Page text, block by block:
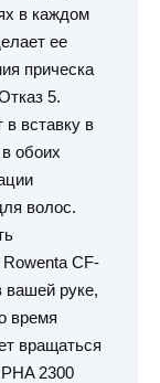
в каждом
ее
прическа
5.
в вставку в
обоих
волос.
Rowenta CF-
вашей руке,
время
вращаться
2300